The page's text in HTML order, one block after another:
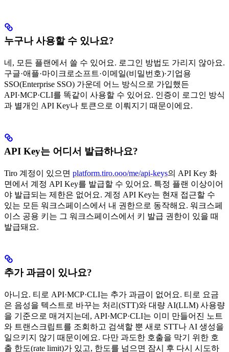
누구나 사용할 수 있나요?
네, 모든 플랜에서 쓸 수 있어요. 로그인 방법도 가리지 않아요.
구글·애플·마이크로소프트·이메일(비밀번호)·기업용
SSO(Enterprise SSO) 가운데 어느 방식으로 가입했든
API·MCP·CLI를 똑같이 사용할 수 있어요. 인증이 로그인 방식
과 별개인 API Key나 토큰으로 이뤄지기 때문이에요.
API Key는 어디서 발급하나요?
Tiro 계정이 있으면 platform.tiro.ooo/me/api-keys의 API Key 화
면에서 계정 API Key를 발급할 수 있어요. 특정 플랜 이상이어
야 발급되는 제한은 없어요. 계정 API Key는 현재 접근할 수
있는 모든 워크스페이스에서 내 권한으로 동작해요. 워크스페
이스 공용 키는 그 워크스페이스에서 키 발급 권한이 있을 때
발급돼요.
추가 과금이 있나요?
아니요. 티로 API·MCP·CLI는 추가 과금이 없어요. 티로 요금
은 음성을 텍스트로 바꾸는 처리(STT)와 대량 AI(LLM) 사용량
을 기준으로 매겨지는데, API·MCP·CLI는 이미 만들어진 노트
와 트랜스크립트를 조회하고 검색할 뿐 새로 STT나 AI 생성을
일으키지 않기 때문이에요. 다만 과도한 호출을 막기 위한 호
출 한도(rate limit)가 있고, 한도를 넘으면 잠시 후 다시 시도하